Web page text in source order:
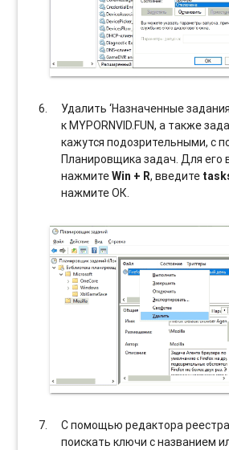
Удалить ‘Назначенные
к MYPORNVID.FUN, а также
кажутся подозрительными, с
Планировщика задач. Для его
нажмитеWin + R, введите
нажмите ОК.
С помощью редактора
поискать ключи с названием